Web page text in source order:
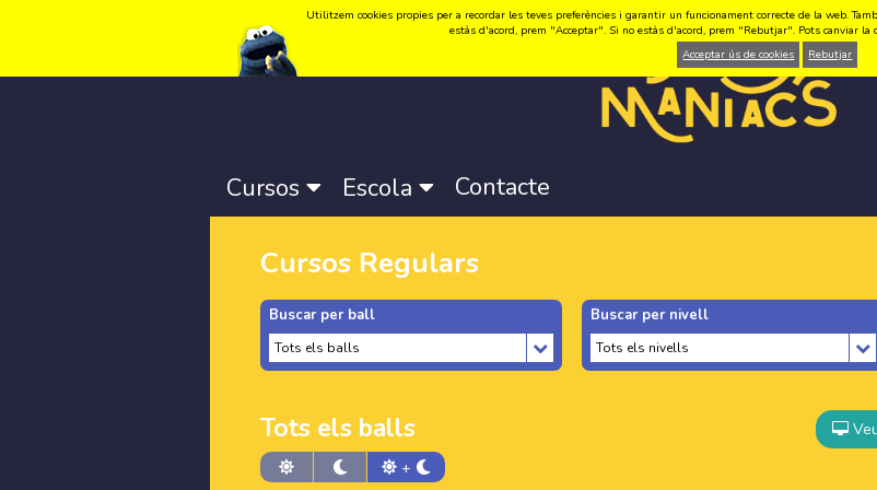
Idioma:Català -Castellano-English
Cursos Escola Contacte
Cursos Regulars
Buscar per ball Buscar per nivell
Tots els balls
+
Utilitzem cookies propies per a recordar les teves preferències i garantir un funcionament correcte de la web.
estàs d'acord, prem "Acceptar". Si no estàs d'acord, prem "Rebutjar". Pots canviar
Acceptar ús de cookies
Rebutjar